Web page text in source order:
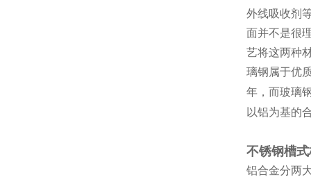
外线吸收剂
面并不是很
艺将这两种
璃钢属于优
年，而玻璃
以铝为基的
不锈钢槽
铝合金分两